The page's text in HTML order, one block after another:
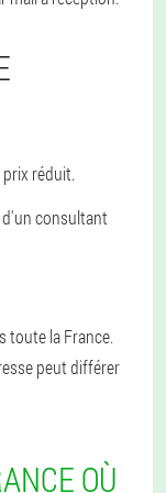
réduit.
d'un consultant
toute la France.
peut différer
OÙ